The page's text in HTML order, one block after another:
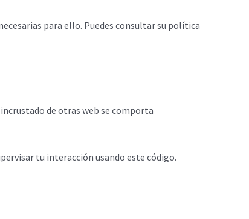
para ello. Puedes consultar su política
de otras web se comporta
tu interacción usando este código.